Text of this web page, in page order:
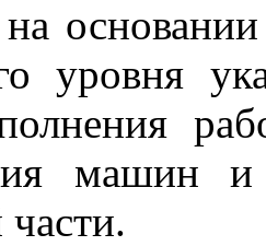
уровня
машин